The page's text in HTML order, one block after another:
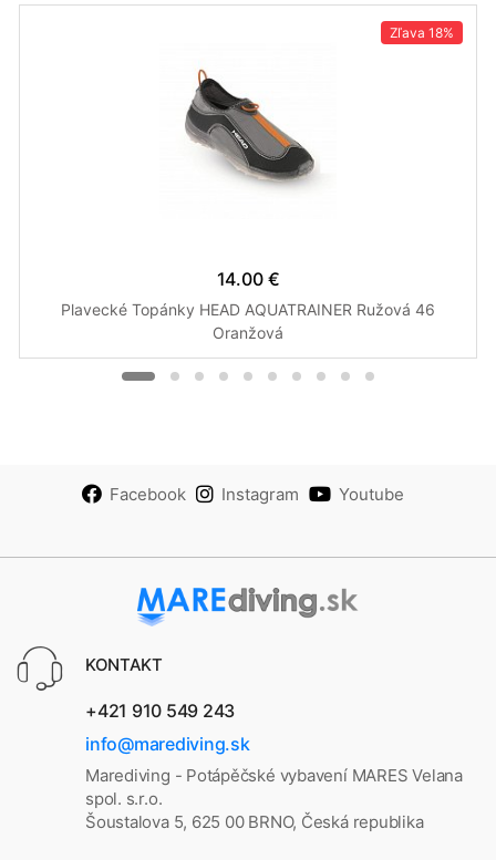
Zľava 18%
14.00 €
Plavecké Topánky HEAD AQUATRAINER Ružová 46
Oranžová
Facebook Instagram Youtube
KONTAKT
+421 910 549 243
info@marediving.sk
Marediving - Potápěčské vybavení MARES Velana
spol. s.r.o.
Šoustalova 5, 625 00 BRNO, Česká republika